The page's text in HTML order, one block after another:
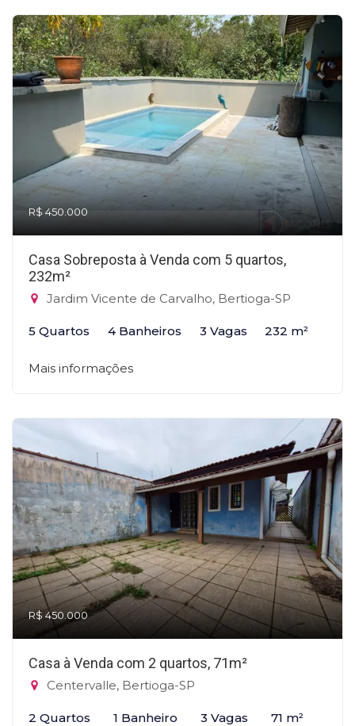
R$ 450.000
Casa Sobreposta à Venda com 5 quartos,
232m²
Jardim Vicente de Carvalho, Bertioga-SP
5 Quartos 4 Banheiros 3 Vagas 232 m²
Mais informações
R$ 450.000
Casa à Venda com 2 quartos, 71m²
Centervalle, Bertioga-SP
2 Quartos 1 Banheiro 3 Vagas 71 m²